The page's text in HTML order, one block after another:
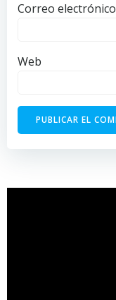
Correo electrónico
Web